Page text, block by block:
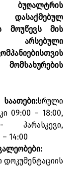
ბუღალტრის
მოუწევს მის
არსებული
სრული
09:00 – 18:00,
– 14:00